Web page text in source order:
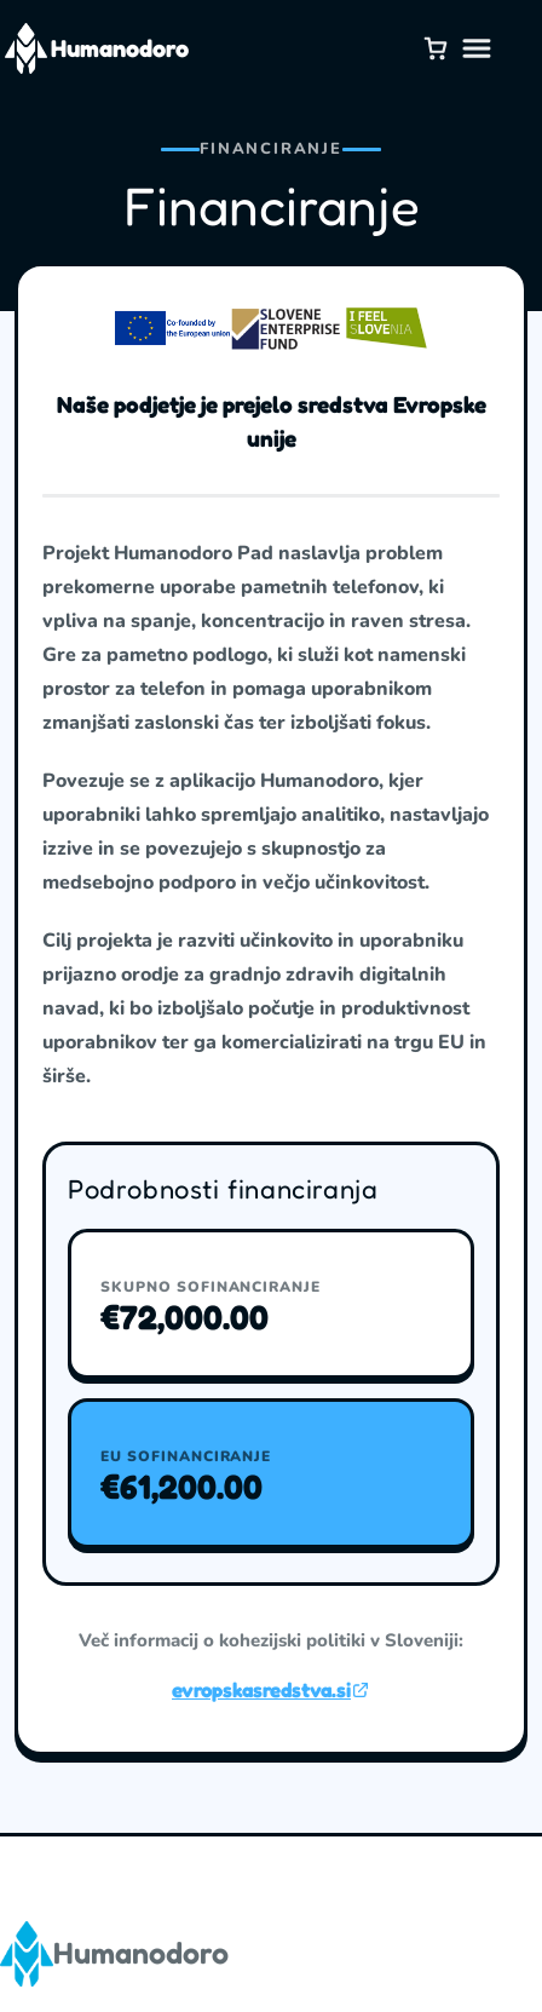
na
vsebino
Humanodoro
FINANCIRANJE
Financiranje
Naše podjetje je prejelo sredstva Evropske
unije
Projekt Humanodoro Pad naslavlja problem
prekomerne uporabe pametnih telefonov, ki
vpliva na spanje, koncentracijo in raven stresa.
Gre za pametno podlogo, ki služi kot namenski
prostor za telefon in pomaga uporabnikom
zmanjšati zaslonski čas ter izboljšati fokus.
Povezuje se z aplikacijo Humanodoro, kjer
uporabniki lahko spremljajo analitiko, nastavljajo
izzive in se povezujejo s skupnostjo za
medsebojno podporo in večjo učinkovitost.
Cilj projekta je razviti učinkovito in uporabniku
prijazno orodje za gradnjo zdravih digitalnih
navad, ki bo izboljšalo počutje in produktivnost
uporabnikov ter ga komercializirati na trgu EU in
širše.
Podrobnosti financiranja
SKUPNO SOFINANCIRANJE
€72,000.00
EU SOFINANCIRANJE
€61,200.00
Več informacij o kohezijski politiki v Sloveniji:
evropskasredstva.si
Humanodoro